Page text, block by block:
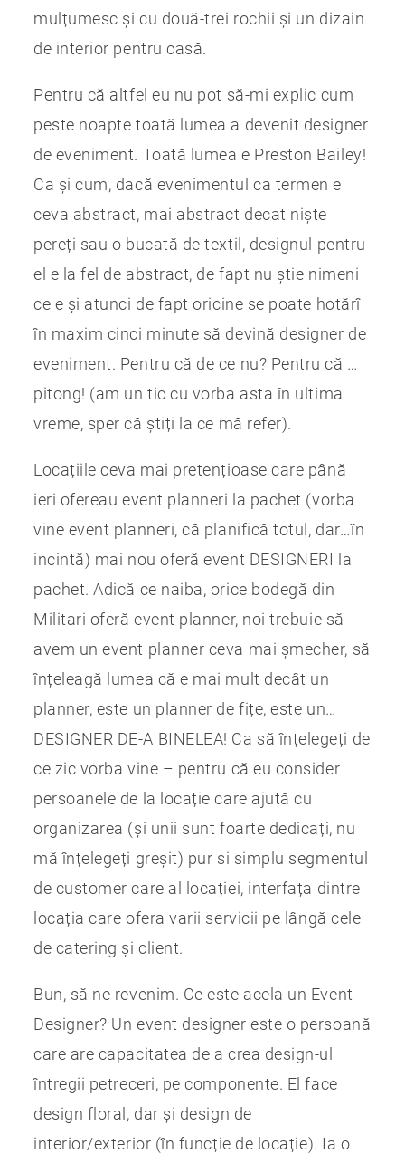
mulțumesc și cu două-trei rochii și un dizain
de interior pentru casă.
Pentru că altfel eu nu pot să-mi explic cum
peste noapte toată lumea a devenit designer
de eveniment. Toată lumea e Preston Bailey!
Ca și cum, dacă evenimentul ca termen e
ceva abstract, mai abstract decat niște
pereți sau o bucată de textil, designul pentru
el e la fel de abstract, de fapt nu știe nimeni
ce e și atunci de fapt oricine se poate hotărî
în maxim cinci minute să devină designer de
eveniment. Pentru că de ce nu? Pentru că …
pitong! (am un tic cu vorba asta în ultima
vreme, sper că știți la ce mă refer).
Locațiile ceva mai pretențioase care până
ieri ofereau event planneri la pachet (vorba
vine event planneri, că planifică totul, dar…în
incintă) mai nou oferă event DESIGNERI la
pachet. Adică ce naiba, orice bodegă din
Militari oferă event planner, noi trebuie să
avem un event planner ceva mai șmecher, să
înțeleagă lumea că e mai mult decât un
planner, este un planner de fițe, este un…
DESIGNER DE-A BINELEA! Ca să înțelegeți de
ce zic vorba vine – pentru că eu consider
persoanele de la locație care ajută cu
organizarea (și unii sunt foarte dedicați, nu
mă înțelegeți greșit) pur si simplu segmentul
de customer care al locației, interfața dintre
locația care ofera varii servicii pe lângă cele
de catering și client.
Bun, să ne revenim. Ce este acela un Event
Designer? Un event designer este o persoană
care are capacitatea de a crea design-ul
întregii petreceri, pe componente. El face
design floral, dar și design de
interior/exterior (în funcție de locație). Ia o